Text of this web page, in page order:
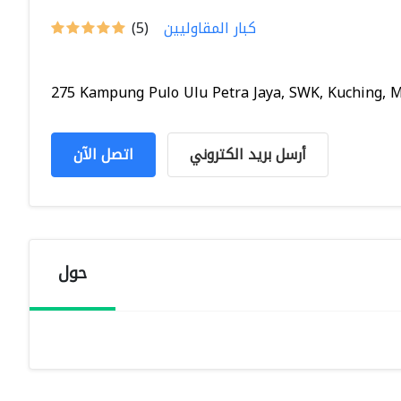
(5) كبار المقاوليين
275 Kampung Pulo Ulu Petra Jaya, SWK, Kuching,
اتصل الآن أرسل بريد الكتروني
حول